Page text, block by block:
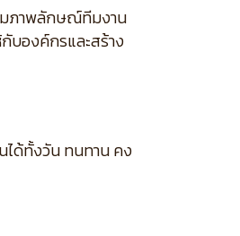
มภาพลักษณ์ทีมงาน
บองค์กรและสร้าง
ได้ทั้งวัน ทนทาน คง